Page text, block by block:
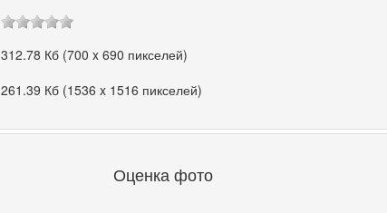
312.78 Кб (700 x 690 пикселей)
261.39 Кб (1536 x 1516 пикселей)
Оценка фото